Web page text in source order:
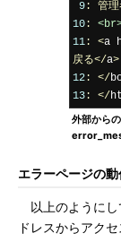
9: 管
10:
11: <a
戻る</a>
12: </
13: </
外部から
エラーページの動
以上のようにし
ドレスからアク